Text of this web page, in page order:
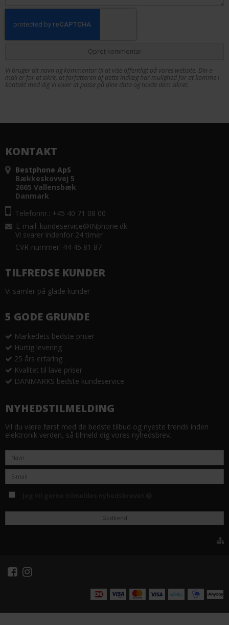
Opret kommentar
Vi bruger dit navn og kommentar til at vise offentligt på vores website. Din e-
mail er for at sikre, at forfatteren af dette indlæg har mulighed for at komme i
kontakt med dig Vi lover at passe på dine data og holde dem sikret.
KONTAKT
Bestphone ApS
Bækkeskovvej 5
2665 Vallensbæk
Danmark
Telefonnr.: +45 40 71 08 00
E-mail: kundeservice@INphone.dk
Vi svarer indenfor 24 timer
CVR-nummer: 44 45 81 87
TILFREDSE KUNDER
Vi samler på glade kunder
5 GODE GRUNDE
Markedets bedste priser
Hurtig levering
25 års erfaring
Kvalitet til lave priser
DANMARKS bedste kundeservice
NYHEDSTILMELDING
Vil du være først med de bedste tilbud og nyeste trends inden
elektronik verden, så tilmeld dig vores nyhedsbrev.
Godkend